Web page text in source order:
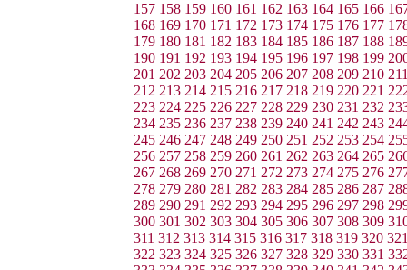
157 158 159 160 161 162 163 164 165 166
168 169 170 171 172 173 174 175 176 177
179 180 181 182 183 184 185 186 187 188
190 191 192 193 194 195 196 197 198 199
201 202 203 204 205 206 207 208 209 210
212 213 214 215 216 217 218 219 220 221
223 224 225 226 227 228 229 230 231 232
234 235 236 237 238 239 240 241 242 243
245 246 247 248 249 250 251 252 253 254
256 257 258 259 260 261 262 263 264 265
267 268 269 270 271 272 273 274 275 276
278 279 280 281 282 283 284 285 286 287
289 290 291 292 293 294 295 296 297 298
300 301 302 303 304 305 306 307 308 309
311 312 313 314 315 316 317 318 319 320
322 323 324 325 326 327 328 329 330 331